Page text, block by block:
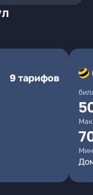
9 тарифов